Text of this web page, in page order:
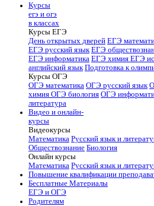
Курсы
егэ и огэ
в классах
Курсы ЕГЭ
День открытых дверей ЕГЭ
ЕГЭ русский язык ЕГЭ
ЕГЭ информатика ЕГЭ химия ЕГЭ
английский язык Подготовка к
Курсы ОГЭ
ОГЭ математика ОГЭ русский язык
химия ОГЭ биология ОГЭ
литература
Видео и онлайн-
курсы
Видеокурсы
Математика Русский язык и
Обществознание Биология
Онлайн курсы
Математика Русский язык и
Повышение квалификации
Бесплатные Материалы
ЕГЭ и ОГЭ
Родителям